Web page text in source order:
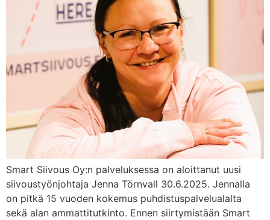
Smart Siivous Oy:n palveluksessa on aloittanut uusi
siivoustyönjohtaja Jenna Törnvall 30.6.2025. Jennalla
on pitkä 15 vuoden kokemus puhdistuspalvelualalta
sekä alan ammattitutkinto. Ennen siirtymistään Smart